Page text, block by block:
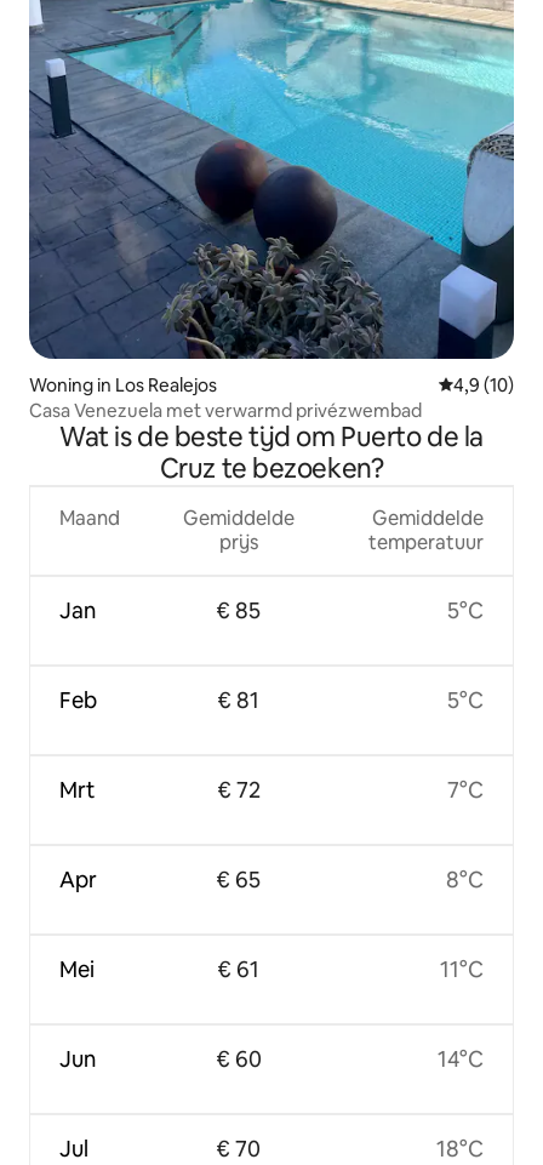
Woning in Los Realejos
4,9 (10)
Casa Venezuela met verwarmd privézwembad
Wat is de beste tijd om Puerto de la
Cruz te bezoeken?
Maand
Jan
Feb
Mrt
Apr
Mei
Jun
Jul
Gemiddelde
prijs
€ 85
€ 81
€ 72
€ 65
€ 61
€ 60
€ 70
Gemiddelde
temperatuur
5°C
5°C
7°C
8°C
11°C
14°C
18°C